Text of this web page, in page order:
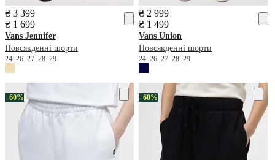
₴ 3 399
₴ 1 699
Vans Jennifer
Повсякденні шорти
24 26 27 28 29
₴ 2 999
₴ 1 499
Vans Union
Повсякденні шорти
2426272829
−60% −60%